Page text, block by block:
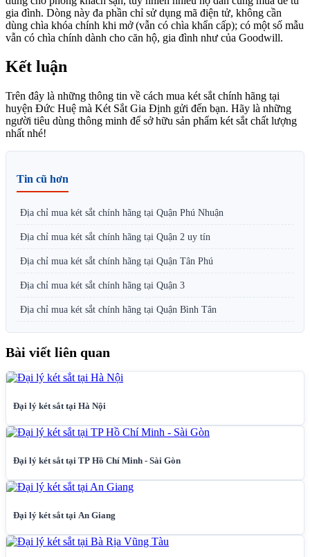
gia đình. Dòng này đa phần chỉ sử dụng mã điện tử, không cần
dùng chìa khóa chính khi mở (vẫn có chìa khẩn cấp); có một số mẫu
vẫn có chìa chính dành cho căn hộ, gia đình như của Goodwill.
Kết luận
Trên đây là những thông tin về cách mua két sắt chính hãng tại
huyện Đức Huệ mà Két Sắt Gia Định gửi đến bạn. Hãy là những
người tiêu dùng thông minh để sở hữu sản phẩm két sắt chất lượng
nhất nhé!
Tin cũ hơn
Địa chỉ mua két sắt chính hãng tại Quận Phú Nhuận
Địa chỉ mua két sắt chính hãng tại Quận 2 uy tín
Địa chỉ mua két sắt chính hãng tại Quận Tân Phú
Địa chỉ mua két sắt chính hãng tại Quận 3
Địa chỉ mua két sắt chính hãng tại Quận Bình Tân
Bài viết liên quan
Đại lý két sắt tại Hà Nội
Đại lý két sắt tại TP Hồ Chí Minh - Sài Gòn
Đại lý két sắt tại An Giang